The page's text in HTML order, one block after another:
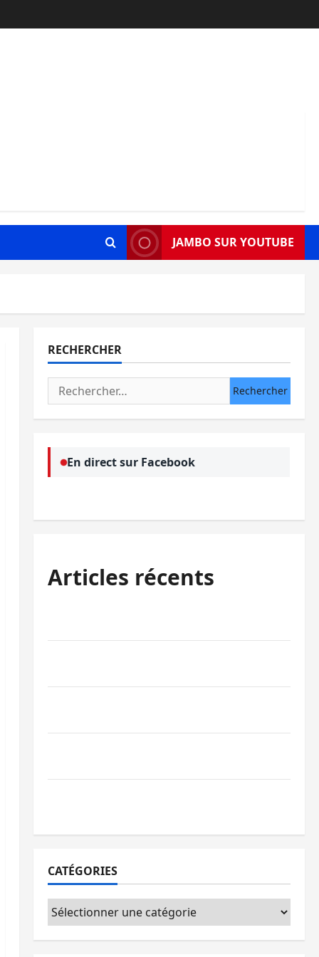
JAMBO SUR YOUTUBE
RECHERCHER
Rechercher :
En direct sur Facebook
Articles récents
CATÉGORIES
Catégories